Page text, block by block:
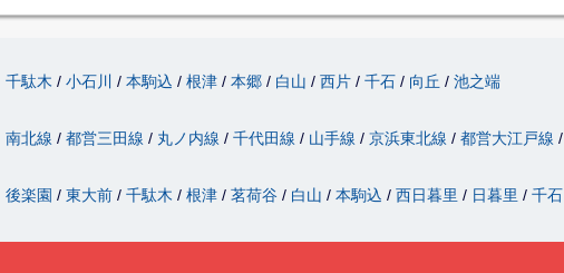
千駄木 小石川 本駒込 根津 本郷 白山 西片 千石 向丘 池之端
南北線 都営三田線 丸ノ内線 千代田線 山手線 京浜東北線 都営大江戸線
後楽園 東大前 千駄木 根津 茗荷谷 白山 本駒込 西日暮里 日暮里 千石